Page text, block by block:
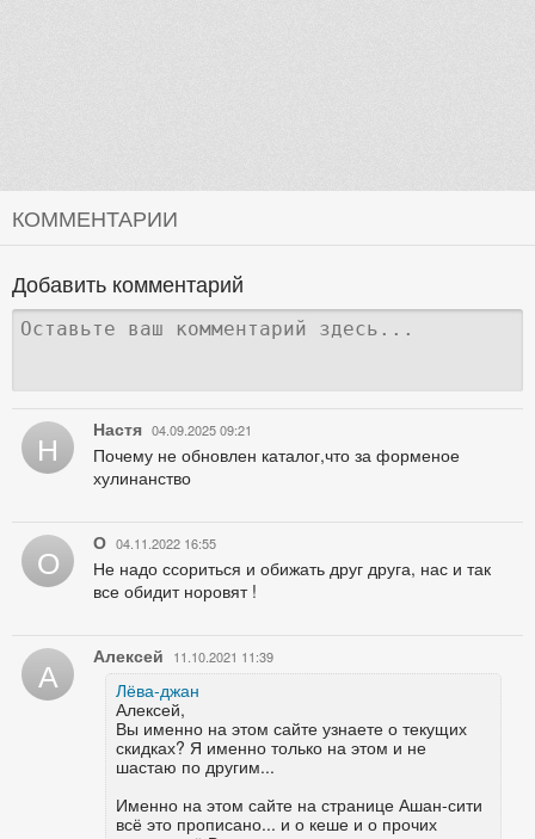
КОММЕНТАРИИ
Добавить комментарий
Н Настя 04.09.2025 09:21
Почему не обновлен каталог,что за форменое
хулинанство
О О 04.11.2022 16:55
Не надо ссориться и обижать друг друга, нас и так
все обидит норовят !
А Алексей 11.10.2021 11:39
Лёва-джан
Алексей,
Вы именно на этом сайте узнаете о текущих
скидках? Я именно только на этом и не
шастаю по другим...
Именно на этом сайте на странице Ашан-сити
всё это прописано... и о кеше и о прочих